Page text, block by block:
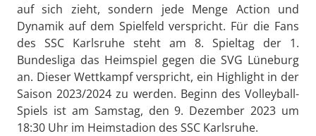
auf sich zieht, sondern jede Menge Action und
Dynamik auf dem Spielfeld verspricht. Für die Fans
des SSC Karlsruhe steht am 8. Spieltag der 1.
Bundesliga das Heimspiel gegen die SVG Lüneburg
an. Dieser Wettkampf verspricht, ein Highlight in der
Saison 2023/2024 zu werden. Beginn des Volleyball-
Spiels ist am Samstag, den 9. Dezember 2023 um
18:30 Uhr im Heimstadion des SSC Karlsruhe.